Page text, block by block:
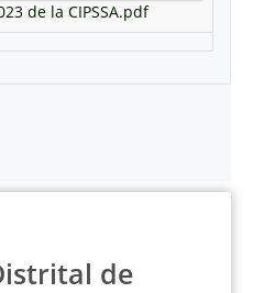
de la CIPSSA.pdf
de